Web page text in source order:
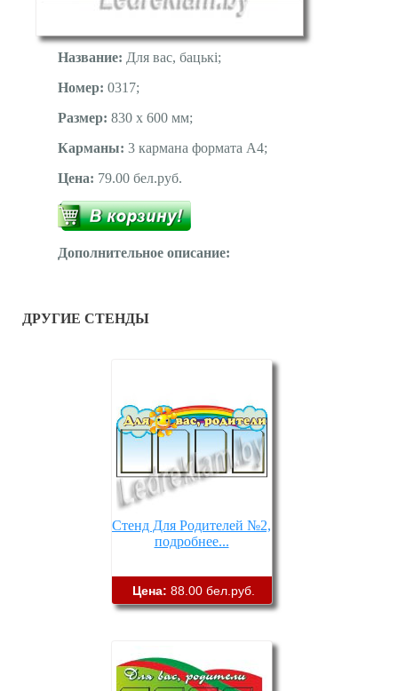
Название: Для вас, бацькі;
Номер: 0317;
Размер: 830 х 600 мм;
Карманы: 3 кармана формата А4;
Цена: 79.00 бел.руб.
Дополнительное описание:
ДРУГИЕ СТЕНДЫ
Стенд Для Родителей №2,
подробнее...
Цена: 88.00 бел.руб.